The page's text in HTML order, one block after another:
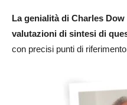
La genialità di Charles
valutazioni di sintesi di
con precisi punti di